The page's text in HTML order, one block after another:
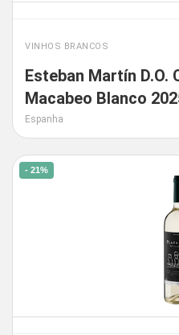
VINHOS BRANCOS
Esteban Martín D.O.
Macabeo Blanco
Espanha
- 21%